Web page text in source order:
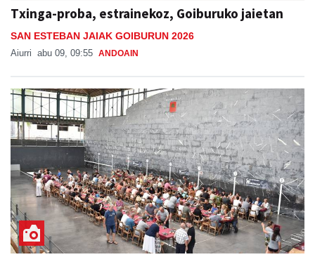
Txinga-proba, estrainekoz, Goiburuko jaietan
SAN ESTEBAN JAIAK GOIBURUN 2026
Aiurri abu 09, 09:55 ANDOAIN